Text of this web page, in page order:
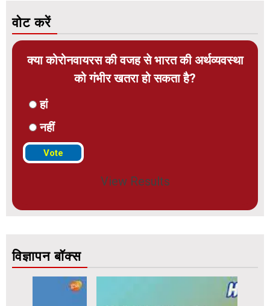
वोट करें
क्या कोरोनवायरस की वजह से भारत की अर्थव्यवस्था
को गंभीर खतरा हो सकता है?
हां
नहीं
View Results
विज्ञापन बॉक्स